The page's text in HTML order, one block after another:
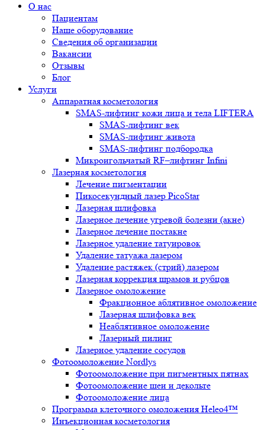
О нас
Пациентам
Наше оборудование
Сведения об организации
Вакансии
Отзывы
Блог
Услуги
Аппаратная косметология
SMAS-лифтинг кожи лица и тела LIFTERA
SMAS-лифтинг век
SMAS-лифтинг живота
SMAS-лифтинг подбородка
Микроигольчатый RF–лифтинг Infini
Лазерная косметология
Лечение пигментации
Пикосекундный лазер PicoStar
Лазерная шлифовка
Лазерное лечение угревой болезни (акне)
Лазерное лечение постакне
Лазерное удаление татуировок
Удаление татуажа лазером
Удаление растяжек (стрий) лазером
Лазерная коррекция шрамов и рубцов
Лазерное омоложение
Фракционное аблятивное омоложение
Лазерная шлифовка век
Неаблятивное омоложение
Лазерный пилинг
Лазерное удаление сосудов
Фотоомоложение Nordlys
Фотоомоложение при пигментных пятнах
Фотоомоложение шеи и декольте
Фотоомоложение лица
Программа клеточного омоложения Heleo4™
Инъекционная косметология